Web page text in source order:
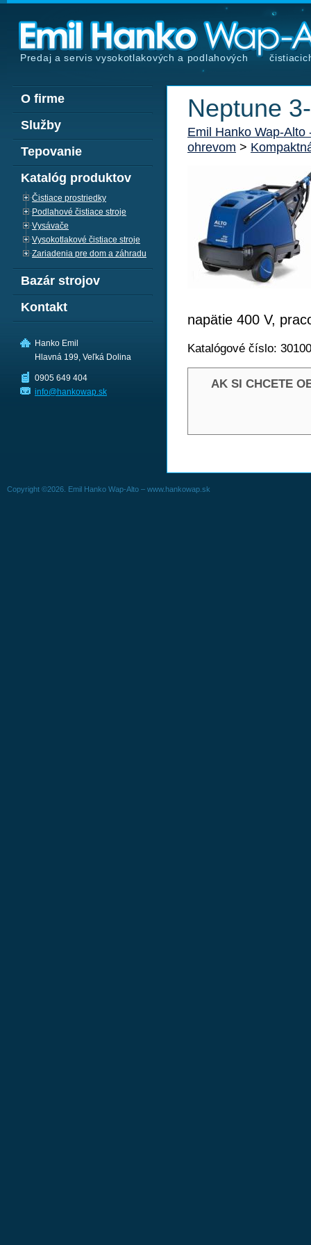
Predaj a servis vysokotlakových a podlahových
Neptune
Emil Hanko Wap-Alto
ohrevom >
napätie 400 V,
Katalógové číslo:
AK SI CHCETE
O firme
Služby
Tepovanie
Katalóg produktov
Čistiace prostriedky
Podlahové čistiace stroje
Vysávače
Vysokotlakové čistiace stroje
Zariadenia pre dom a záhradu
Bazár strojov
Kontakt
Hanko Emil
Hlavná 199, Veľká Dolina
0905 649 404
info@hankowap.sk
Copyright ©2026. Emil Hanko Wap-Alto – www.hankowap.sk